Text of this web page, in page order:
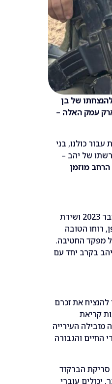
להנצחתו של בן
עמק האלה –
עבור כולנו, בני
של יהב –
הרחב מוזמן
יהב מעיין ז"ל, בוגר תיכון אורט עירוני ד' בעיר, התגייס לצה"ל בדצמבר 2023 ושירת
הדופן, רוחו הטובה
מפקד החטיבה.
יהב בקרב יחד עם
להנציח את זכרם
קריאת
העירייה
החיים והגבורה
סריקת הברקוד
יכולים עוברי